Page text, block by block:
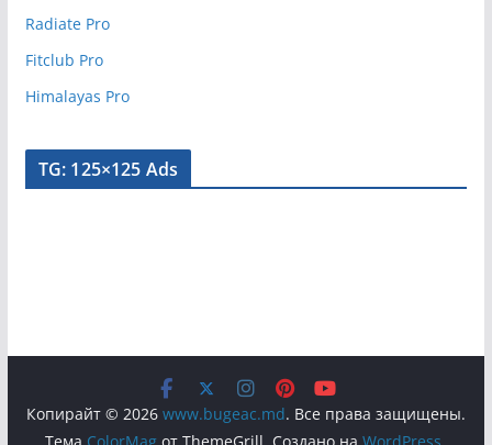
Radiate Pro
Fitclub Pro
Himalayas Pro
TG: 125×125 Ads
Копирайт © 2026 www.bugeac.md. Все права защищены.